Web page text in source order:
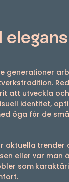
elegans
generationer
att utveckla
identitet,
öga för de
aktuella trender
eller var man
som